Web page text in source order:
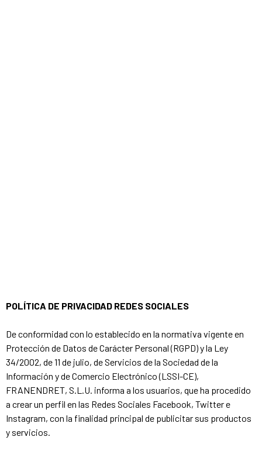
POLÍTICA DE PRIVACIDAD REDES SOCIALES
De conformidad con lo establecido en la normativa vigente en
Protección de Datos de Carácter Personal (RGPD) y la Ley
34/2002, de 11 de julio, de Servicios de la Sociedad de la
Información y de Comercio Electrónico (LSSI-CE),
FRANENDRET, S.L.U. informa a los usuarios, que ha procedido
a crear un perfil en las Redes Sociales Facebook, Twitter e
Instagram, con la finalidad principal de publicitar sus productos
y servicios.